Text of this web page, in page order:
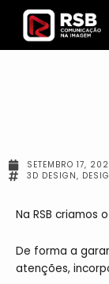
content
SETEMBRO 17,
3D DESIGN,
Na RSB criamos
De forma a
atenções,